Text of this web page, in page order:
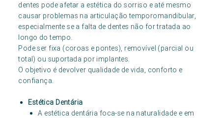
dentes pode afetar a estética do sorriso e até mesmo
causar problemas na articulação temporomandibular,
especialmente se a falta de dentes não for tratada ao
longo do tempo.
Pode ser fixa (coroas e pontes), removível (parcial ou
total) ou suportada por implantes.
O objetivo é devolver qualidade de vida, conforto e
confiança.
Estética Dentária
A estética dentária foca-se na naturalidade e em